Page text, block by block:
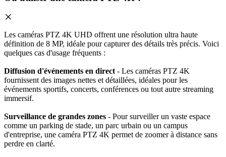
Les caméras PTZ 4K UHD offrent une résolution ultra haute
définition de 8 MP, idéale pour capturer des détails très précis. Voici
quelques cas d'usage fréquents :
Diffusion d'événements en direct - Les caméras PTZ 4K
fournissent des images nettes et détaillées, idéales pour les
événements sportifs, concerts, conférences ou tout autre streaming
immersif.
Surveillance de grandes zones - Pour surveiller un vaste espace
comme un parking de stade, un parc urbain ou un campus
d'entreprise, une caméra PTZ 4K permet de zoomer à distance sans
perdre en clarté.